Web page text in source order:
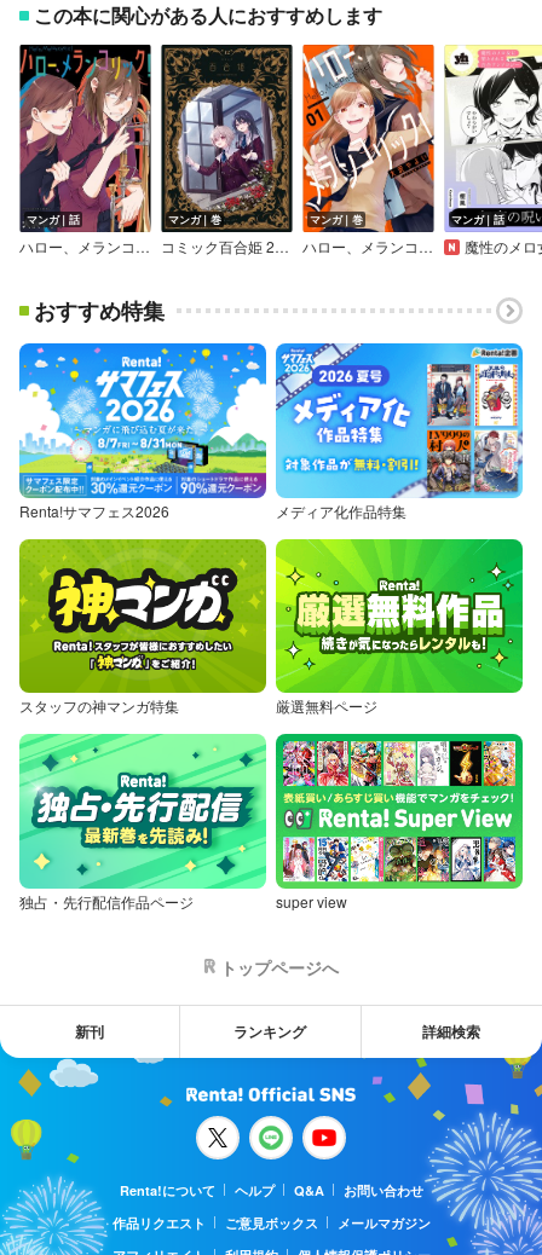
この本に関心がある人におすすめします
マンガ｜話
ハロー、メランコリック！ 連載版
マンガ｜巻
コミック百合姫 2024年12月号
マンガ｜巻
ハロー、メランコリック！ 【イラスト特典付】
マンガ｜話
魔性のメロ女に堕とされる百合アンソロジー『初恋の呪い
おすすめ特集
Renta!サマフェス2026 メディア化作品特集
スタッフの神マンガ特集 厳選無料ページ
独占・先行配信作品ページ super view
トップページへ
新刊 ランキング 詳細検索
Renta!について ヘルプ Q&A
お問い合わせ
作品リクエスト
ご意見ボックス
メールマガジン